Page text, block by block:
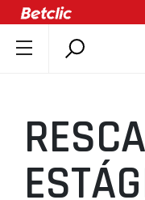
ÚLTIMAS
COMPETIÇÕES
ASSOCIAÇÕES